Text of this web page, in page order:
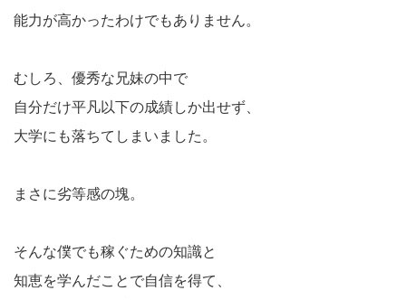
能力が高かったわけでもありません。
むしろ、優秀な兄妹の中で
自分だけ平凡以下の成績しか出せず、
大学にも落ちてしまいました。
まさに劣等感の塊。
そんな僕でも稼ぐための知識と
知恵を学んだことで自信を得て、